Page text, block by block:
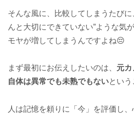
そんな風に、比較してしまうたびに
んと大切にできていない”ような気
モヤが増してしまうんですよね😔
まず最初にお伝えしたいのは、 元カ
自体は異常でも未熟でもないという
人は記憶を頼りに「今」を評価し